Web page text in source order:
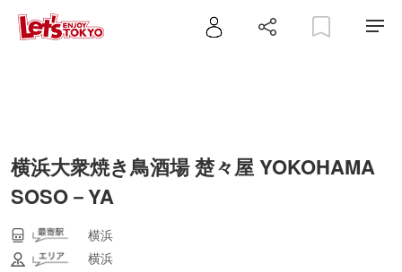
横浜大衆焼き鳥酒場 楚々屋 YOKOHAMA
SOSO－YA
横浜
横浜